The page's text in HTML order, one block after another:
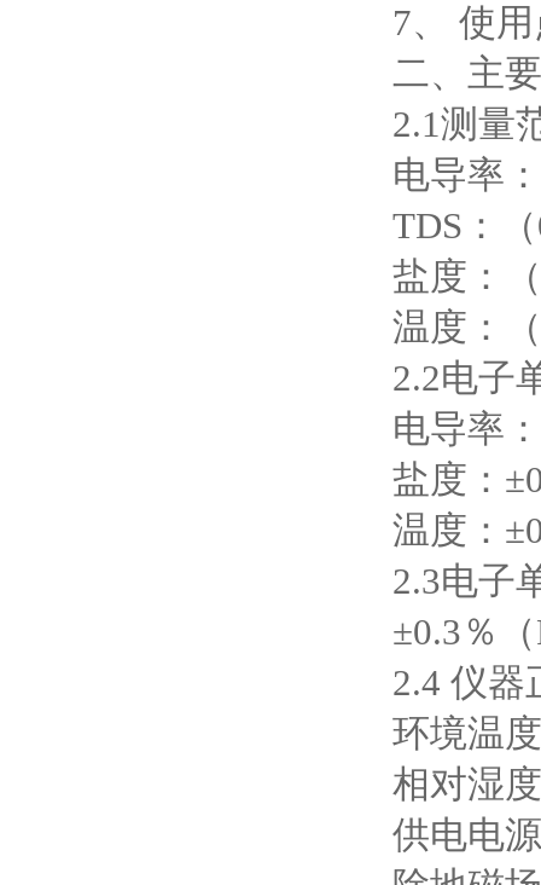
7、 使
二、主
2.1测量
电导率
TDS：
盐度：
温度：
2.2电子
电导率
盐度：
温度：
2.3电子
±0.3％
2.4 仪器
环境温
相对湿
供电电